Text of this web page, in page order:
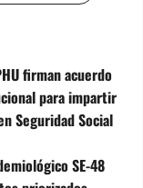
firman acuerdo
para impartir
Seguridad Social
SE-48